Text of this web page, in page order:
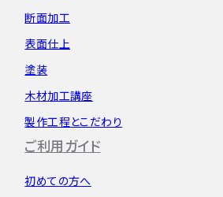
断面加工
表面仕上
塗装
木材加工講座
製作工程とこだわり
ご利用ガイド
初めての方へ